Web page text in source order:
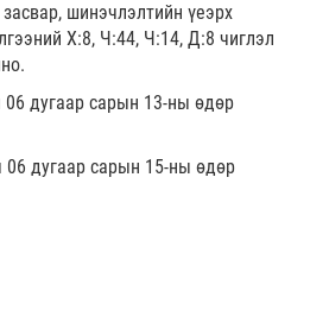
шинэчлэлтийн үеэрх
Х:8, Ч:44, Ч:14, Д:8 чиглэл
дугаар сарын 13-ны өдөр
дугаар сарын 15-ны өдөр